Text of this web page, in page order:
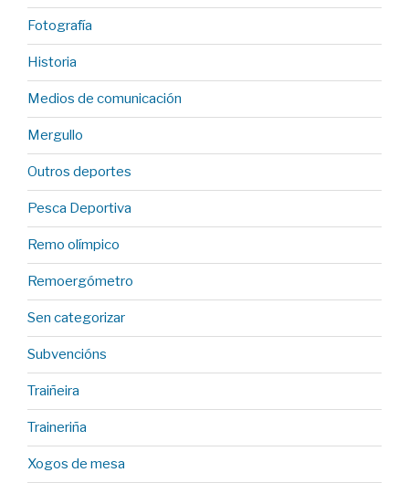
Fotografía
Historia
Medios de comunicación
Mergullo
Outros deportes
Pesca Deportiva
Remo olímpico
Remoergómetro
Sen categorizar
Subvencións
Traiñeira
Traineriña
Xogos de mesa